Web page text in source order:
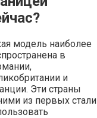
модель наиболее
в
и
Эти страны
из первых стали